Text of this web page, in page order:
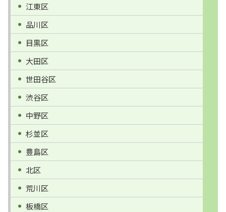
江東区
品川区
目黒区
大田区
世田谷区
渋谷区
中野区
杉並区
豊島区
北区
荒川区
板橋区